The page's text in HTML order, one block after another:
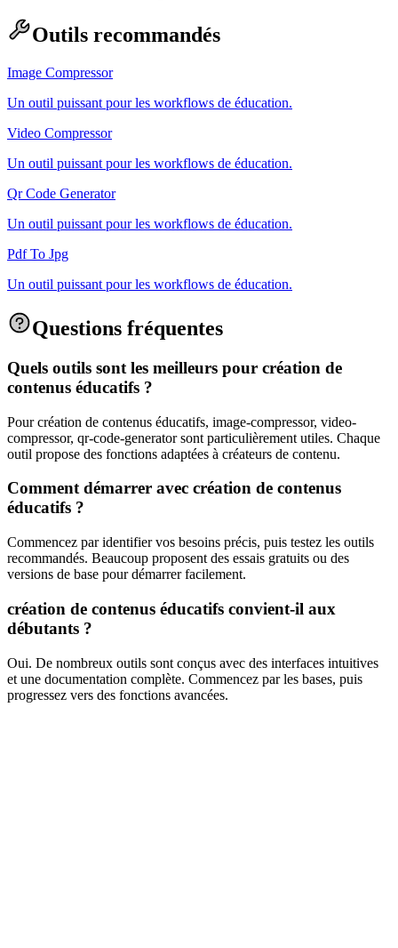
Outils recommandés
Image Compressor
Un outil puissant pour les workflows de éducation.
Video Compressor
Un outil puissant pour les workflows de éducation.
Qr Code Generator
Un outil puissant pour les workflows de éducation.
Pdf To Jpg
Un outil puissant pour les workflows de éducation.
Questions fréquentes
Quels outils sont les meilleurs pour création de
contenus éducatifs ?
Pour création de contenus éducatifs, image-compressor, video-
compressor, qr-code-generator sont particulièrement utiles. Chaque
outil propose des fonctions adaptées à créateurs de contenu.
Comment démarrer avec création de contenus
éducatifs ?
Commencez par identifier vos besoins précis, puis testez les outils
recommandés. Beaucoup proposent des essais gratuits ou des
versions de base pour démarrer facilement.
création de contenus éducatifs convient-il aux
débutants ?
Oui. De nombreux outils sont conçus avec des interfaces intuitives
et une documentation complète. Commencez par les bases, puis
progressez vers des fonctions avancées.